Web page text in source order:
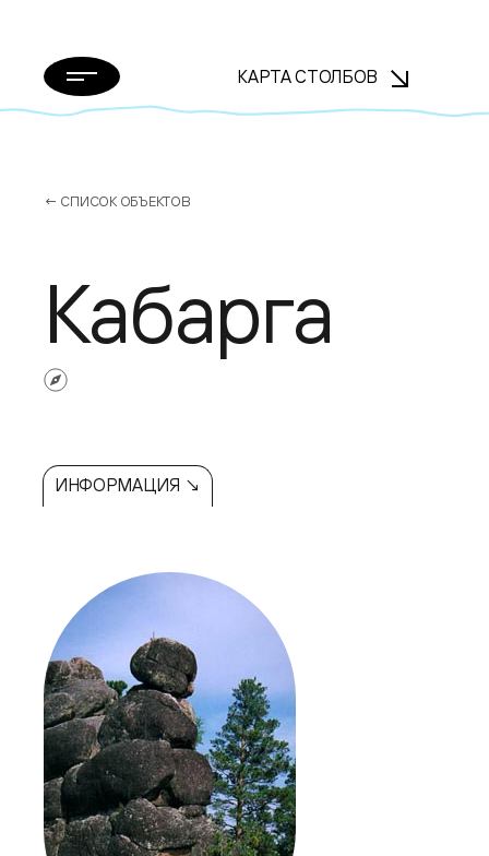
КАРТА СТОЛБОВ
← СПИСОК ОБЪЕКТОВ
Кабарга
ИНФОРМАЦИЯ ↘